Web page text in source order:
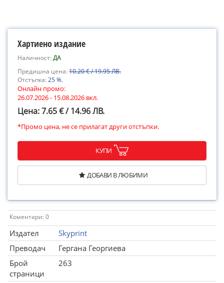
Хартиено издание
Наличност:ДА
Предишна цена:10.20 € / 19.95 ЛВ.
Отстъпка:25 %.
Онлайн промо:
26.07.2026 - 15.08.2026 вкл.
Цена: 7.65 € / 14.96 ЛВ.
*Промо цена, не се прилагат други отстъпки.
КУПИ
ДОБАВИ В ЛЮБИМИ
Коментари: 0
Издател
Skyprint
Преводач
Гергана Георгиева
Брой
страници
263